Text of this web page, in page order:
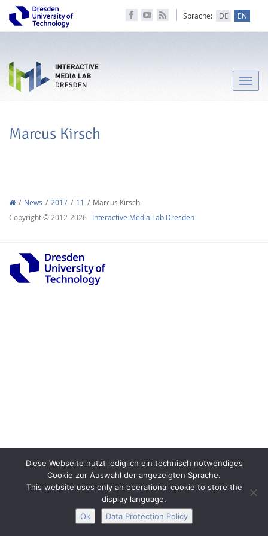
Sprache: DE EN
Toggle
Marcus Kirsch
News 2017 11
Marcus Kirsch
Copyright © 2012-2026 Interactive Media Lab Dresden
Diese Webseite nutzt lediglich ein technisch notwendiges
Cookie zur Auswahl der angezeigten Sprache.
This website uses only an operational cookie to store the
display language.
Ok
Data Protection Policy